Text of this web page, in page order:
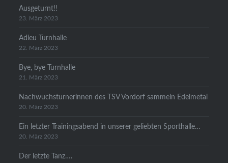
Ausgeturnt!!
23. März 2023
Adieu Turnhalle
22. März 2023
Bye, bye Turnhalle
21. März 2023
Nachwuchsturnerinnen des TSV Vordorf sammeln Edelmetal
20. März 2023
Ein letzter Trainingsabend in unserer geliebten Sporthalle…
20. März 2023
Der letzte Tanz….